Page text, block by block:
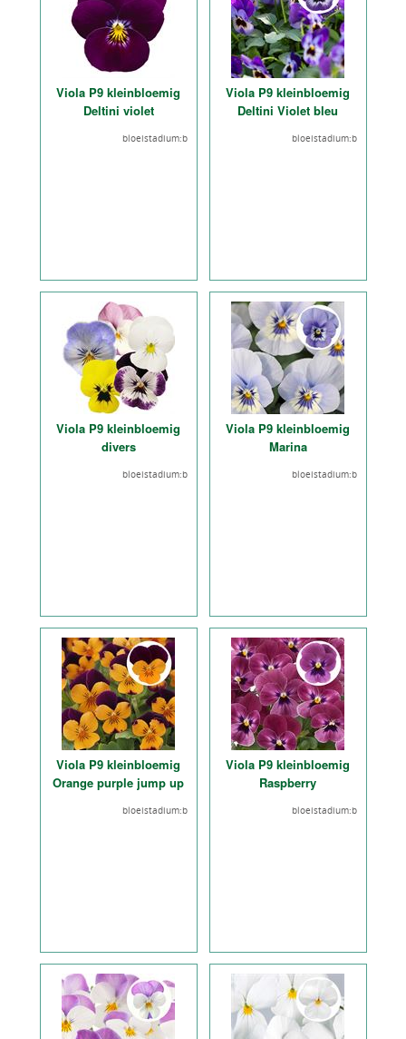
Viola P9 kleinbloemig
Deltini violet
bloeistadium:b
Viola P9 kleinbloemig
Deltini Violet bleu
bloeistadium:b
Viola P9 kleinbloemig
divers
bloeistadium:b
Viola P9 kleinbloemig
Marina
bloeistadium:b
Viola P9 kleinbloemig
Orange purple jump up
bloeistadium:b
Viola P9 kleinbloemig
Raspberry
bloeistadium:b